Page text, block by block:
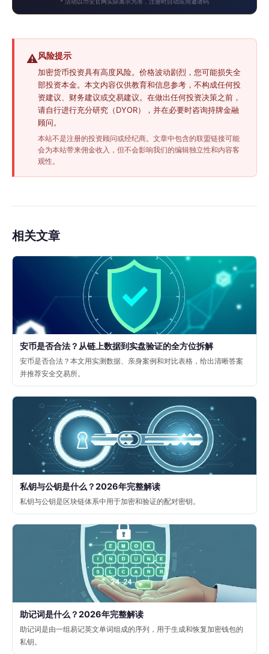
* 活动以币安官网实际展示为准，注册时自动应用邀请码
⚠️风险提示
加密货币投资具有高度风险。价格波动剧烈，您可能损失全
部投资本金。本文内容仅供教育和信息参考，不构成任何投
资建议、财务建议或交易建议。在做出任何投资决策之前，
请自行进行充分研究（DYOR），并在必要时咨询持牌金融
顾问。
本站不是注册的投资顾问或经纪商。文章中包含的联盟链接可能
会为本站带来佣金收入，但不会影响我们的编辑独立性和内容客
观性。
相关文章
安币是否合法？从链上数据到实盘验证的全方位拆解
安币是否合法？本文用实测数据、亲身案例和对比表格，给出清晰答案
并推荐安全交易所。
私钥与公钥是什么？2026年完整解读
私钥与公钥是区块链体系中用于加密和验证的配对密钥。
助记词是什么？2026年完整解读
助记词是由一组易记英文单词组成的序列，用于生成和恢复加密钱包的
私钥。